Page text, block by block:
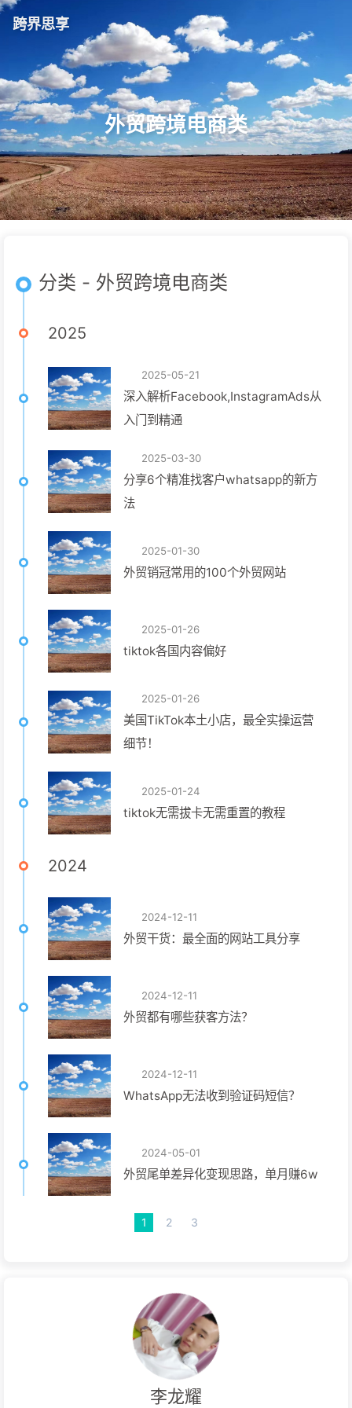
跨界思享
外贸跨境电商类
分类 - 外贸跨境电商类
2025
2025-05-21
深入解析Facebook,InstagramAds从
入门到精通
2025-03-30
分享6个精准找客户whatsapp的新方
法
2025-01-30
外贸销冠常用的100个外贸网站
2025-01-26
tiktok各国内容偏好
2025-01-26
美国TikTok本土小店，最全实操运营
细节！
2025-01-24
tiktok无需拔卡无需重置的教程
2024
2024-12-11
外贸干货：最全面的网站工具分享
2024-12-11
外贸都有哪些获客方法？
2024-12-11
WhatsApp无法收到验证码短信？
2024-05-01
外贸尾单差异化变现思路，单月赚6w
1 2 3
李龙耀